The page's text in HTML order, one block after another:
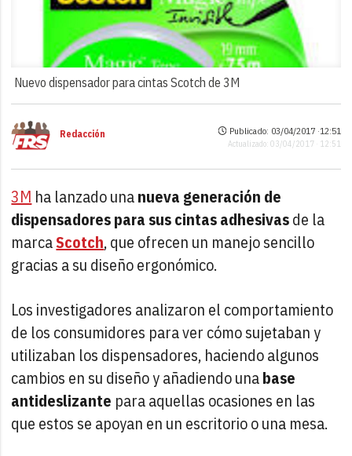
Nuevo dispensador para cintas Scotch de 3M
Redacción Publicado: 03/04/2017 ·12:51
Actualizado: 03/04/2017 · 12:51
3M ha lanzado unanueva generación de
dispensadores para sus cintas adhesivasde la
marcaScotch, que ofrecen un manejo sencillo
gracias a su diseño ergonómico.
Los investigadores analizaron el comportamiento
de los consumidores para ver cómo sujetaban y
utilizaban los dispensadores, haciendo algunos
cambios en su diseño y añadiendo unabase
antideslizante para aquellas ocasiones en las
que estos se apoyan en un escritorio o una mesa.